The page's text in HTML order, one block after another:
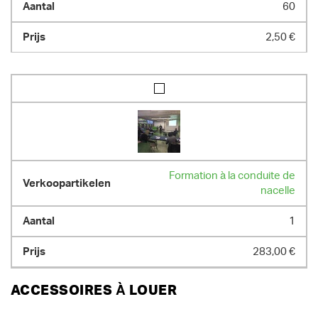
60
2,50 €
Formation à la conduite de
nacelle
1
283,00 €
ACCESSOIRES À LOUER